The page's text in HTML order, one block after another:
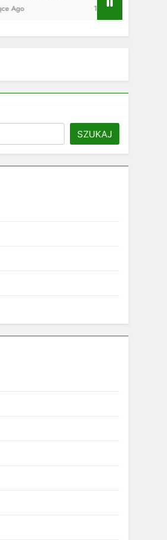
10 Miesięcy Ago
SZUKAJ